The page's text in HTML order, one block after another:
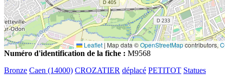
Leaflet | Map data ©OpenStreetMapcontributors,
Numéro d'identification de la fiche : M9568
Bronze Caen (14000) CROZATIER déplacé PETITOT Statues